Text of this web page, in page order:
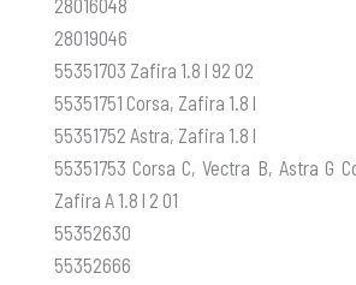
28016048
28019046
55351703 Zafira 1.8 l 92 02
55351751 Corsa, Zafira 1.8 l
55351752 Astra, Zafira 1.8 l
55351753 Corsa C, Vectra B, Astra G
Zafira A 1.8 l 2 01
55352630
55352666